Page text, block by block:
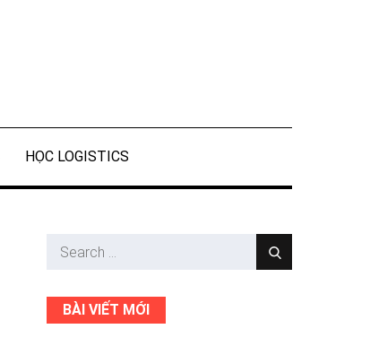
HỌC LOGISTICS
Search
Search
BÀI VIẾT MỚI